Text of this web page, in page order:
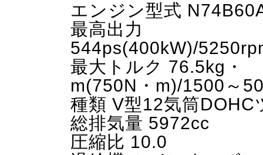
エンジン型式
最高出力
544ps(400kW)/
最大トルク 76.5kg・
m(750N・m)/1500～
種類 V型12気筒DOHC
総排気量 5972cc
圧縮比 10.0